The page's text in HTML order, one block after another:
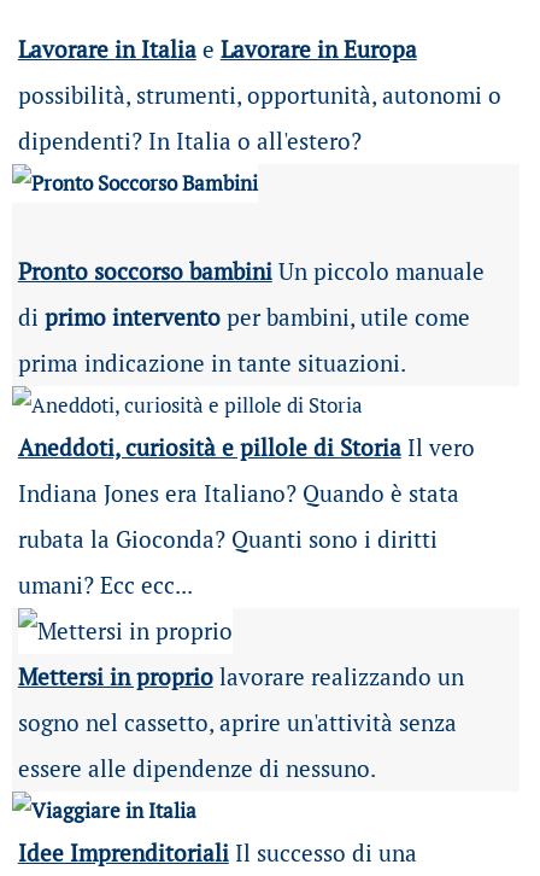
Lavorare in Italia e Lavorare in Europa
possibilità, strumenti, opportunità, autonomi o
dipendenti? In Italia o all'estero?
Pronto soccorso bambiniUn piccolo manuale
di primo interventoper bambini, utile come
prima indicazione in tante situazioni.
Aneddoti, curiosità e pillole di Storia Il vero
Indiana Jones era Italiano? Quando è stata
rubata la Gioconda? Quanti sono i diritti
umani? Ecc ecc...
Mettersi in propriolavorare realizzando un
sogno nel cassetto, aprire un'attività senza
essere alle dipendenze di nessuno.
Idee ImprenditorialiIl successo di una